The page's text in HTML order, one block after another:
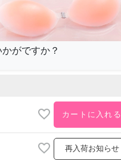
がですか？
カートに入れる
再入荷お知らせ